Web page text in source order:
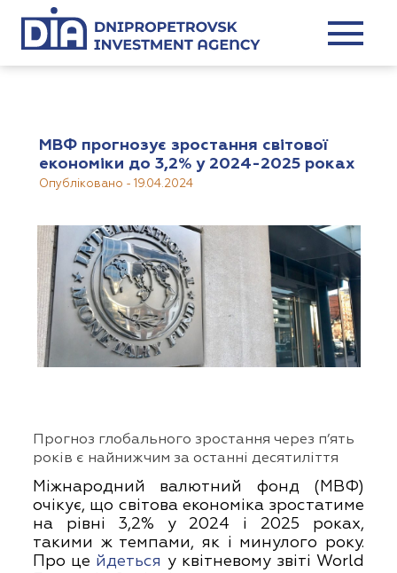
МВФ прогнозує зростання світової
економіки до 3,2% у 2024-2025 роках
Опубліковано - 19.04.2024
Прогноз глобального зростання через п’ять
років є найнижчим за останні десятиліття
Міжнародний валютний фонд (МВФ)
очікує, що світова економіка зростатиме
на рівні 3,2% у 2024 і 2025 роках,
такими ж темпами, як і минулого року.
Про це йдеться у квітневому звіті World